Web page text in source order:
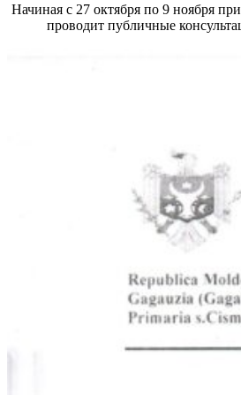
Начиная с 27 октября по 9 ноября
проводит публичные